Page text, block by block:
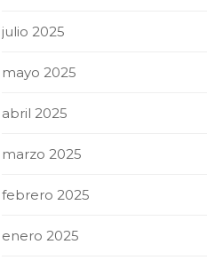
julio 2025
mayo 2025
abril 2025
marzo 2025
febrero 2025
enero 2025